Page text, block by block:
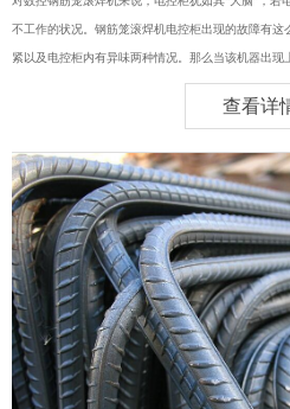
不工作的状况。钢筋笼滚焊机电控柜出现的故障有
紧以及电控柜内有异味两种情况。那么当该机器出现
查看详